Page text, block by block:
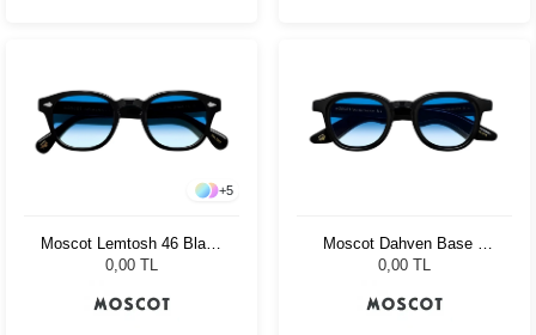
+5
Moscot Lemtosh 46 Black
Broadway Blue Fad
0,00 TL
Moscot Dahven Base 2
Sun 47 Blk Brod. Blue
0,00 TL